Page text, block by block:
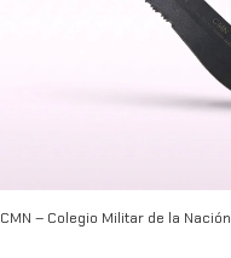
CMN – Colegio Militar de la Nación